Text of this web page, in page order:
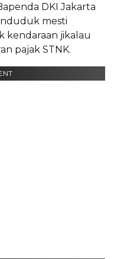
DKI Jakarta
mesti
kendaraan jikalau
pajak STNK.